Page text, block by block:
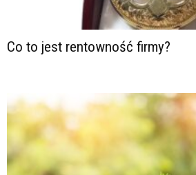
Co to jest rentowność firmy?